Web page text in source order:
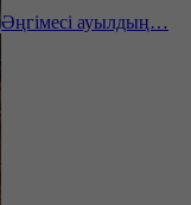
Әңгімесі ауылдың…